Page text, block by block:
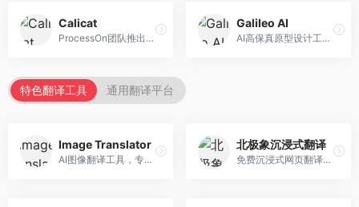
Calicat
ProcessOn团队推出的产设研协作平台，整合设计与协作功能。面向产品团队，提供设计协作、文档管理、团队沟通等服务，产研协作便捷。
Galileo AI
AI高保真原型设计工具，专注于UI界面生成。面向设计师和产品团队，提供界面生成、交互设计、设计优化等服务，界面质量高。
特色翻译工具 通用翻译平台
Image Translator
AI图像翻译工具，专注于图片文字翻译。面向设计师和电商从业者，提供图片文字识别、翻译、替换等服务，图像翻译效果好。
北极象沉浸式翻译
免费沉浸式网页翻译工具，专注于阅读体验。面向普通用户，提供网页双语翻译、文档翻译等服务，免费使用，翻译质量高。